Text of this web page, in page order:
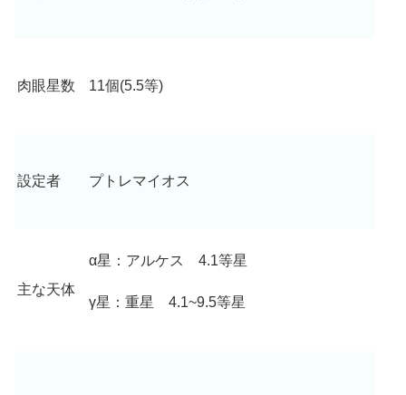
肉眼星数 11個(5.5等)
設定者 プトレマイオス
主な天体
α星：アルケス 4.1等星
γ星：重星 4.1~9.5等星